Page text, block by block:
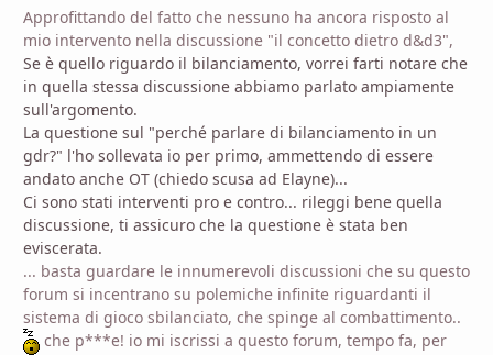
Approfittando del fatto che nessuno ha ancora risposto al
mio intervento nella discussione "il concetto dietro d&d3",
Se è quello riguardo il bilanciamento, vorrei farti notare che
in quella stessa discussione abbiamo parlato ampiamente
sull'argomento.
La questione sul "perché parlare di bilanciamento in un
gdr?" l'ho sollevata io per primo, ammettendo di essere
andato anche OT (chiedo scusa ad Elayne)...
Ci sono stati interventi pro e contro... rileggi bene quella
discussione, ti assicuro che la questione è stata ben
eviscerata.
... basta guardare le innumerevoli discussioni che su questo
forum si incentrano su polemiche infinite riguardanti il
sistema di gioco sbilanciato, che spinge al combattimento..
che p***e! io mi iscrissi a questo forum, tempo fa, per